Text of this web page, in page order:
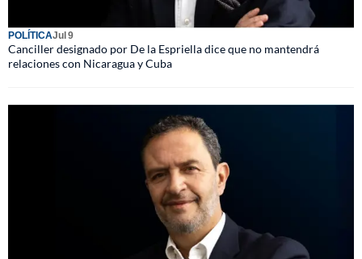
POLÍTICAJul 9
Canciller designado por De la Espriella dice que no mantendrá
relaciones con Nicaragua y Cuba